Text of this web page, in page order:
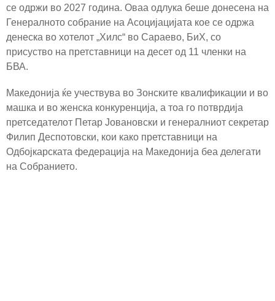
се одржи во 2027 година. Оваа одлука беше донесена на
Генералното собрание на Асоцијацијата кое се одржа
денеска во хотелот „Хилс“ во Сараево, БиХ, со
присуство на претставници на десет од 11 членки на
БВА.
Македонија ќе учествува во Зонските квалификации и во
машка и во женска конкуренција, а тоа го потврдија
претседателот Петар Јовановски и генералниот секретар
Филип Деспотовски, кои како претставници на
Одбојкарската федерација на Македонија беа делегати
на Собранието.